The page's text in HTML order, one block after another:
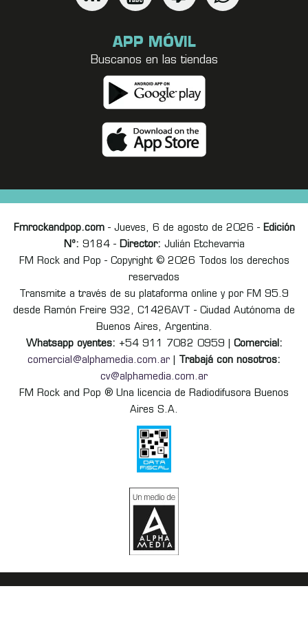
APP MÓVIL
Buscanos en las tiendas
Fmrockandpop.com- Jueves, 6 de agosto de 2026 - Edición
Nº: 9184 - Director: Julián Etchevarria
FM Rock and Pop - Copyright © 2026 Todos los derechos
reservados
Transmite a través de su plataforma online y por FM 95.9
desde Ramón Freire 932, C1426AVT - Ciudad Autónoma de
Buenos Aires, Argentina.
Whatsapp oyentes: +54 911 7082 0959 | Comercial:
comercial@alphamedia.com.ar
Trabajá con nosotros:
cv@alphamedia.com.ar
FM Rock and Pop ® Una licencia de Radiodifusora Buenos
Aires S.A.